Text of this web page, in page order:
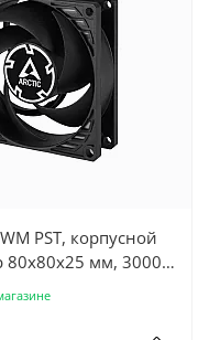
PST, корпусной
80x80x25 мм, 3000